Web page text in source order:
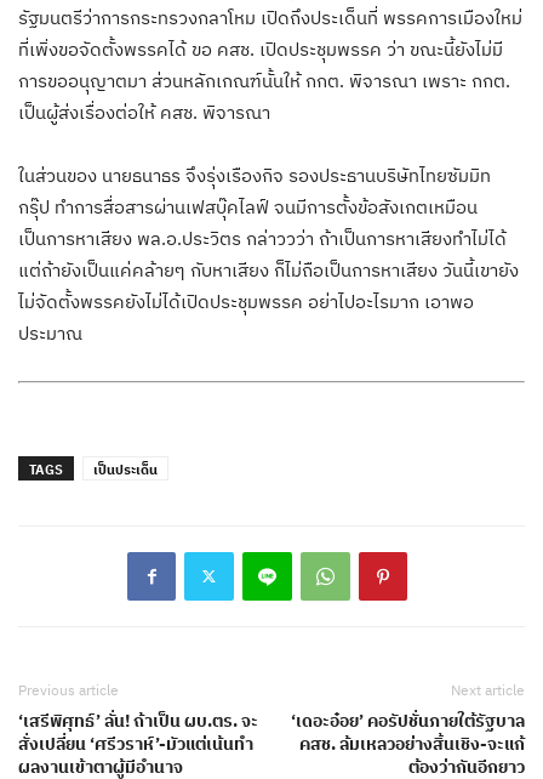
รัฐมนตรีว่าการกระทรวงกลาโหม เปิดถึงประเด็นที่ พรรคการเมืองใหม่
ที่เพิ่งขอจัดตั้งพรรคได้ ขอ คสช. เปิดประชุมพรรค ว่า ขณะนี้ยังไม่มี
การขออนุญาตมา ส่วนหลักเกณฑ์นั้นให้ กกต. พิจารณา เพราะ กกต.
เป็นผู้ส่งเรื่องต่อให้ คสช. พิจารณา
ในส่วนของ นายธนาธร จึงรุ่งเรืองกิจ รองประธานบริษัทไทยซัมมิท
กรุ๊ป ทำการสื่อสารผ่านเฟสบุ๊คไลฟ์ จนมีการตั้งข้อสังเกตเหมือน
เป็นการหาเสียง พล.อ.ประวิตร กล่าววว่า ถ้าเป็นการหาเสียงทำไม่ได้
แต่ถ้ายังเป็นแค่คล้ายๆ กับหาเสียง ก็ไม่ถือเป็นการหาเสียง วันนี้เขายัง
ไม่จัดตั้งพรรคยังไม่ได้เปิดประชุมพรรค อย่าไปอะไรมาก เอาพอ
ประมาณ
TAGS เป็นประเด็น
Previous article
‘เสรีพิศุทธ์’ ลั่น! ถ้าเป็น ผบ.ตร. จะ
สั่งเปลี่ยน ‘ศรีวราห์’-มัวแต่เน้นทำ
ผลงานเข้าตาผู้มีอำนาจ
Next article
‘เดอะอ๋อย’ คอรัปชั่นภายใต้รัฐบาล
คสช. ล้มเหลวอย่างสิ้นเชิง-จะแก้
ต้องว่ากันอีกยาว